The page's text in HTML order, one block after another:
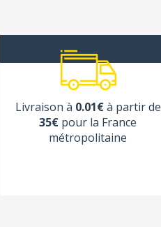
Livraison à 0.01€à partir de
35€ pour la France
métropolitaine